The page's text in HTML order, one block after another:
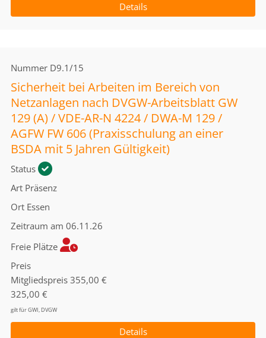
Details
Nummer D9.1/15
Sicherheit bei Arbeiten im Bereich von
Netzanlagen nach DVGW-Arbeitsblatt GW
129 (A) / VDE-AR-N 4224 / DWA-M 129 /
AGFW FW 606 (Praxisschulung an einer
BSDA mit 5 Jahren Gültigkeit)
Status
Art Präsenz
Ort Essen
Zeitraum am 06.11.26
Freie Plätze
Preis
Mitgliedspreis 355,00 €
325,00 €
gilt für GWI, DVGW
Details